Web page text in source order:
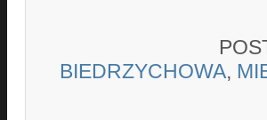
BIEDRZYCHOWA,